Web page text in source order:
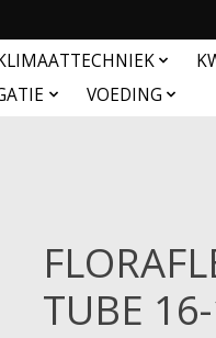
VOEDING
TUBE